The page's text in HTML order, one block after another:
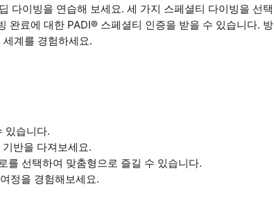
다이빙을 연습해 보세요. 세 가지 스페셜티 다이빙을 선택
완료에 대한 PADI® 스페셜티 인증을 받을 수 있습니다. 방
계를 경험하세요.
있습니다.
반을 다져보세요.
를 선택하여 맞춤형으로 즐길 수 있습니다.
정을 경험해보세요.